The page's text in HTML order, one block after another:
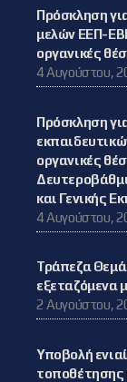
Πρόσκληση
μελών ΕΕΠ-
οργανικές
4 Αυγούστου,
Πρόσκληση
οργανικές
και Γενικής
4 Αυγούστου,
Τράπεζα
εξεταζόμενα
2 Αυγούστου,
Υποβολή
τοποθέτησης